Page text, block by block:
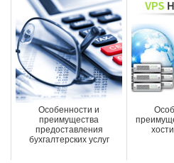
Особенности и
преимущества
предоставления
бухгалтерских услуг